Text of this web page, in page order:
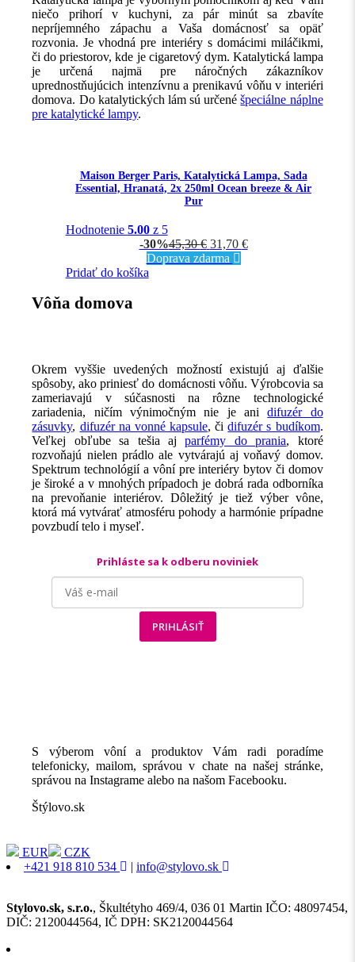
niečo prihorí v kuchyni, za pár minút sa zbavíte
nepríjemného zápachu a Vaša domácnosť sa opäť
rozvonia. Je vhodná pre interiéry s domácimi miláčikmi,
či do priestorov, kde je cigaretový dym. Katalytická lampa
je určená najmä pre náročných zákazníkov
uprednostňujúcich intenzívnu a prenikavú vôňu v interiéri
domova. Do katalytických lám sú určenéšpeciálne náplne
pre katalytické lampy.
Maison Berger Paris, Katalytická Lampa, Sada
Essential, Hranatá, 2x 250ml Ocean breeze & Air
Pur
Hodnotenie 5.00z 5
-30%45,30€ 31,70 €
Doprava zdarma
Pridať do košíka
Vôňa domova
Okrem vyššie uvedených možností existujú aj ďalšie
spôsoby, ako priniesť do domácnosti vôňu. Výrobcovia sa
zameriavajú v súčasnosti na rôzne technologické
zariadenia, ničím výnimočným nie je anidifuzér do
zásuvky, difuzér na vonné kapsule, čidifuzér s budíkom.
Veľkej obľube sa tešia ajparfémy do prania, ktoré
rozvoňajú nielen prádlo ale vytvárajú aj voňavý domov.
Spektrum technológií a vôní pre interiéry bytov či domov
je široké a v mnohých prípadoch je dobrá rada odborníka
na prevoňanie interiérov. Dôležitý je tiež výber vône,
ktorá má vytvárať atmosféru pohody a harmónie prípadne
povzbudí telo i myseľ.
Prihláste sa k odberu noviniek
PRIHLÁSIŤ
S výberom vôní a produktov Vám radi poradíme
telefonicky, mailom, správou v chate na našej stránke,
správou na Instagrame alebo na našom Facebooku.
Štýlovo.sk
EUR
CZK
+421 918 810 534
| info@stylovo.sk
Stylovo.sk, s.r.o., Škultétyho 469/4, 036 01 Martin IČO: 48097454,
DIČ: 2120044564, IČ DPH: SK2120044564